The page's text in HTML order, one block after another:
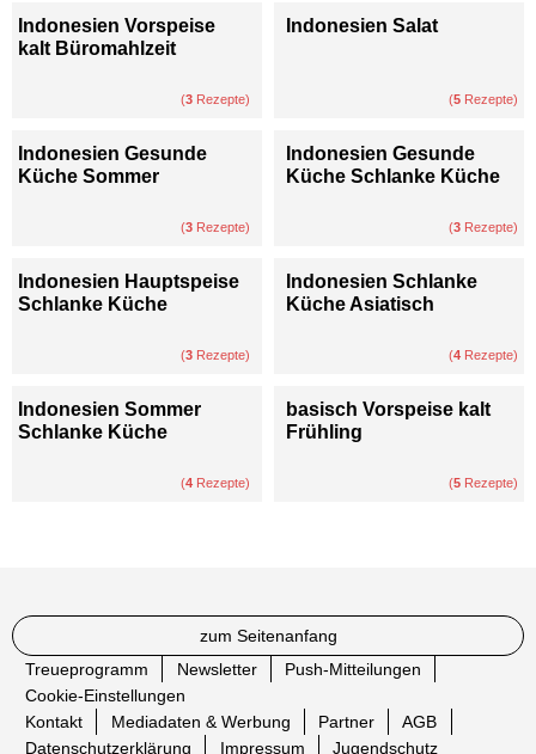
Indonesien Vorspeise
kalt Büromahlzeit
(3 Rezepte)
Indonesien Salat
(5 Rezepte)
Indonesien Gesunde
Küche Sommer
(3 Rezepte)
Indonesien Gesunde
Küche Schlanke Küche
(3 Rezepte)
Indonesien Hauptspeise
Schlanke Küche
(3 Rezepte)
Indonesien Schlanke
Küche Asiatisch
(4 Rezepte)
Indonesien Sommer
Schlanke Küche
(4 Rezepte)
basisch Vorspeise kalt
Frühling
(5 Rezepte)
zum Seitenanfang
Treueprogramm
Newsletter
Push-Mitteilungen
Cookie-Einstellungen
Kontakt
Mediadaten & Werbung Partner
AGB
Datenschutzerklärung
Impressum Jugendschutz